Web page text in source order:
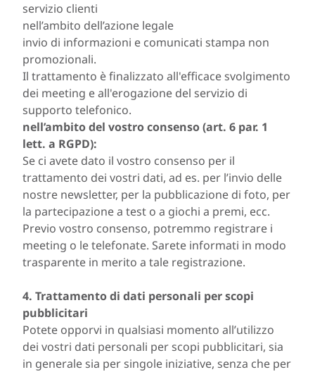
servizio clienti
nell’ambito dell’azione legale
invio di informazioni e comunicati stampa non
promozionali.
Il trattamento è finalizzato all'efficace svolgimento
dei meeting e all'erogazione del servizio di
supporto telefonico.
nell’ambito del vostro consenso (art. 6 par. 1
lett. a RGPD):
Se ci avete dato il vostro consenso per il
trattamento dei vostri dati, ad es. per l’invio delle
nostre newsletter, per la pubblicazione di foto, per
la partecipazione a test o a giochi a premi, ecc.
Previo vostro consenso, potremmo registrare i
meeting o le telefonate. Sarete informati in modo
trasparente in merito a tale registrazione.
4. Trattamento di dati personali per scopi
pubblicitari
Potete opporvi in qualsiasi momento all’utilizzo
dei vostri dati personali per scopi pubblicitari, sia
in generale sia per singole iniziative, senza che per